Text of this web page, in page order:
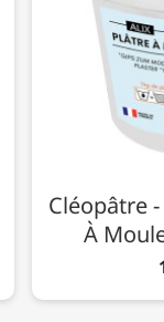
Cléopâtre
À